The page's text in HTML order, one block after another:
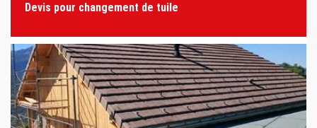
Devis pour changement de tuile